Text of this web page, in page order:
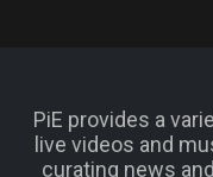
PiE provides a
live videos and
curating news